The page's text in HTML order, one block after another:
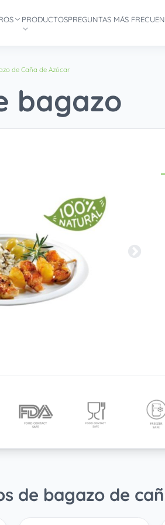
PRODUCTOSPREGUNTAS MÁS
de Caña de Azúcar
bagazo
de bagazo de